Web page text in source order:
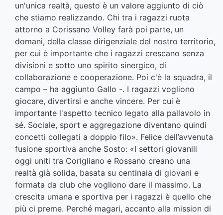
un'unica realtà, questo è un valore aggiunto di ciò
che stiamo realizzando. Chi tra i ragazzi ruota
attorno a Corissano Volley farà poi parte, un
domani, della classe dirigenziale del nostro territorio,
per cui è importante che i ragazzi crescano senza
divisioni e sotto uno spirito sinergico, di
collaborazione e cooperazione. Poi c'è la squadra, il
campo – ha aggiunto Gallo -. I ragazzi vogliono
giocare, divertirsi e anche vincere. Per cui è
importante l'aspetto tecnico legato alla pallavolo in
sé. Sociale, sport e aggregazione diventano quindi
concetti collegati a doppio filo». Felice dell’avvenuta
fusione sportiva anche Sosto: «I settori giovanili
oggi uniti tra Corigliano e Rossano creano una
realtà già solida, basata su centinaia di giovani e
formata da club che vogliono dare il massimo. La
crescita umana e sportiva per i ragazzi è quello che
più ci preme. Perché magari, accanto alla mission di